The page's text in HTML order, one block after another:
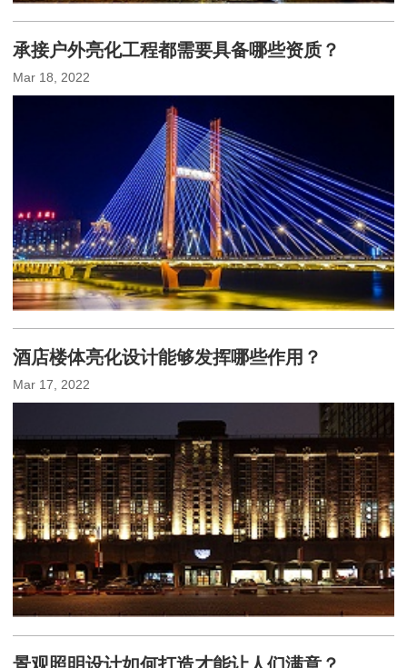
承接户外亮化工程都需要具备哪些资质？
Mar 18, 2022
酒店楼体亮化设计能够发挥哪些作用？
Mar 17, 2022